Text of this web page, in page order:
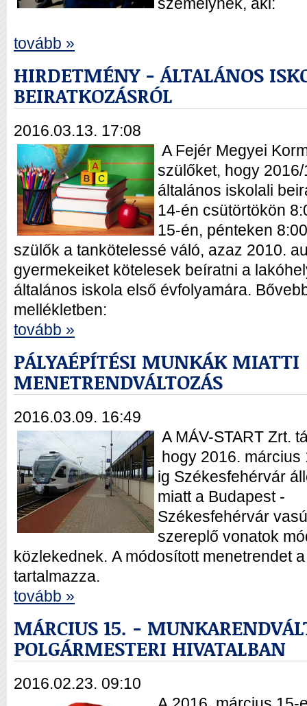
tovább »
HIRDETMÉNY - ÁLTALÁNOS
BEIRATKOZÁSRÓL
2016.03.13. 17:08
A Fejér Megyei
szülőket, hogy
általános iskolali
14-én csütörtökön
15-én, pénteken
szülők a tankötelessé váló, azaz 2010.
gyermekeiket kötelesek beíratni a
általános iskola első évfolyamára.
mellékletben:
tovább »
PÁLYAÉPÍTÉSI MUNKÁK MIATTI
MENETRENDVÁLTOZÁS
2016.03.09. 16:49
A MÁV-START Zrt.
hogy 2016. március
ig Székesfehérvár
miatt a Budapest -
Székesfehérvár
szereplő vonatok
közlekednek. A módosított menetrendet
tartalmazza.
tovább »
MÁRCIUS 15. -
POLGÁRMESTERI HIVATALBAN
2016.02.23. 09:10